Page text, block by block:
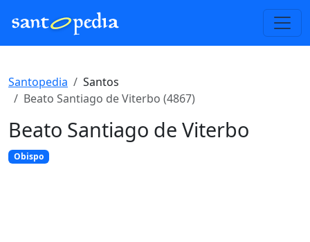
Santopedia
Santos
Beato Santiago de Viterbo (4867)
Beato Santiago de Viterbo
Obispo